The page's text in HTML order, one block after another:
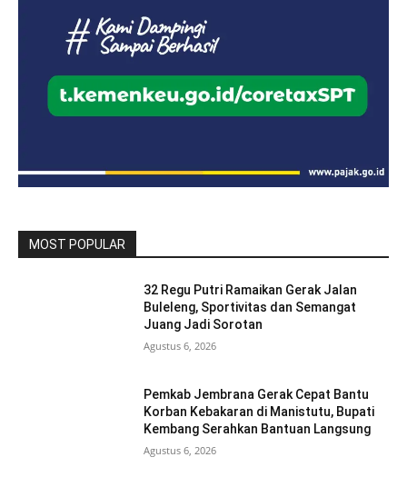
MOST POPULAR
32 Regu Putri Ramaikan Gerak Jalan
Buleleng, Sportivitas dan Semangat
Juang Jadi Sorotan
Agustus 6, 2026
Pemkab Jembrana Gerak Cepat Bantu
Korban Kebakaran di Manistutu, Bupati
Kembang Serahkan Bantuan Langsung
Agustus 6, 2026